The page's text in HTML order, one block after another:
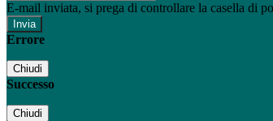
E-mail inviata, si prega di controllare la casella di
Errore
Chiudi
Successo
Chiudi